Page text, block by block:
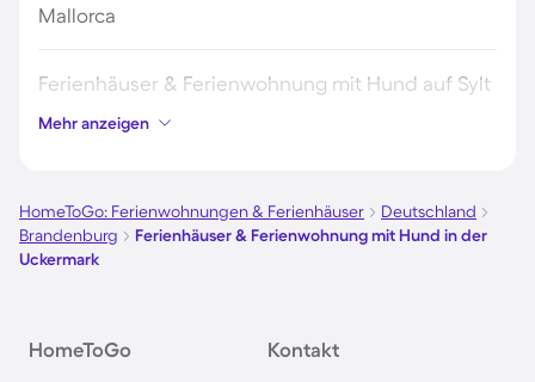
Mallorca
Ferienhäuser & Ferienwohnung mit Hund auf Sylt
Ferienhäuser & Ferienwohnung mit Hund auf
Ferienhäuser & Ferienwohnung mit Hund am
Mehr anzeigen
HomeToGo: Ferienwohnungen & Ferienhäuser
Deutschland
Brandenburg
Ferienhäuser & Ferienwohnung mit Hund in der
Uckermark
HomeToGo Kontakt